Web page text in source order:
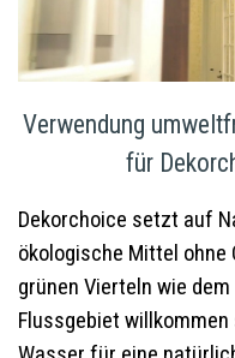
Verwendung
für
Dekorchoice setzt auf
ökologische Mittel ohne
grünen Vierteln wie
Flussgebiet